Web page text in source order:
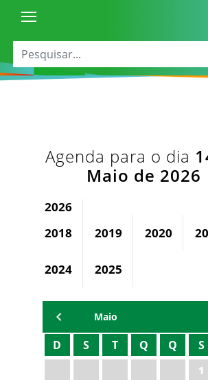
Agenda para o dia
Maio de 2026
2026
2018
2019 2020
2024 2025
Maio
D S T Q Q S
1